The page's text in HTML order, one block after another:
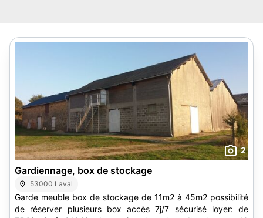
2
Gardiennage, box de stockage
53000 Laval
Garde meuble box de stockage de 11m2 à 45m2 possibilité
de réserver plusieurs box accès 7j/7 sécurisé loyer: de